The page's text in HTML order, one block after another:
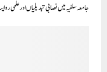
جامعہ سلفیہ میں نصابی تبدیلیاں اور